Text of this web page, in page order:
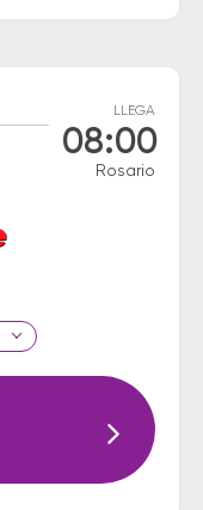
LLEGA
08:00
Rosario